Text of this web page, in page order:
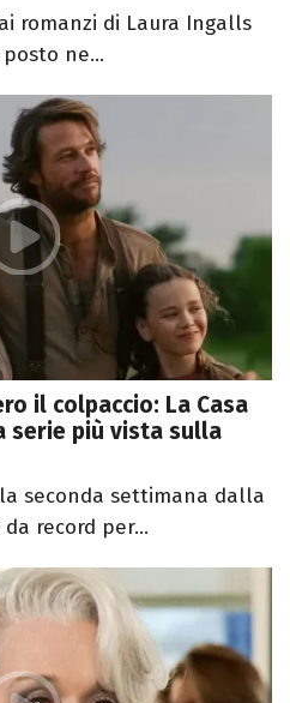
romanzi di Laura Ingalls
ne...
il colpaccio: La Casa
serie più vista sulla
seconda settimana dalla
record per...